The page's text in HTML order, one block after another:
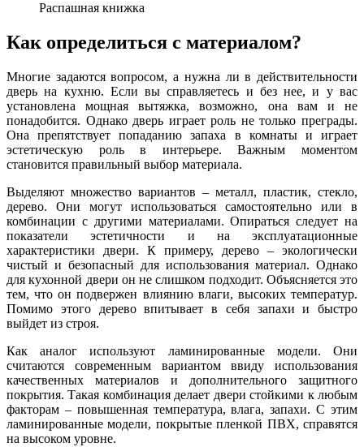
Распашная книжка
Как определиться с материалом?
Многие задаются вопросом, а нужна ли в действительности
дверь на кухню. Если вы справляетесь и без нее, и у вас
установлена мощная вытяжка, возможно, она вам и не
понадобится. Однако дверь играет роль не только преграды.
Она препятствует попаданию запаха в комнаты и играет
эстетическую роль в интерьере. Важным моментом
становится правильный выбор материала.
Выделяют множество вариантов – металл, пластик, стекло,
дерево. Они могут использоваться самостоятельно или в
комбинации с другими материалами. Опираться следует на
показатели эстетичности и на эксплуатационные
характеристики двери. К примеру, дерево – экологически
чистый и безопасный для использования материал. Однако
для кухонной двери он не слишком подходит. Объясняется это
тем, что он подвержен влиянию влаги, высоких температур.
Помимо этого дерево впитывает в себя запахи и быстро
выйдет из строя.
Как аналог используют ламинированные модели. Они
считаются современным вариантом ввиду использования
качественных материалов и дополнительного защитного
покрытия. Такая комбинация делает двери стойкими к любым
факторам – повышенная температура, влага, запахи. С этим
ламинированные модели, покрытые пленкой ПВХ, справятся
на высоком уровне.